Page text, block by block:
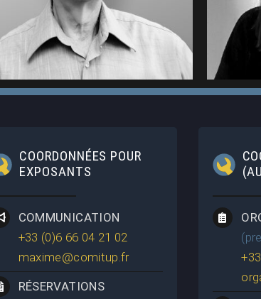
COORDONNÉES POUR
EXPOSANTS
COMMUNICATION
+33 (0)6 66 04 21 02
maxime@comitup.fr
RÉSERVATIONS